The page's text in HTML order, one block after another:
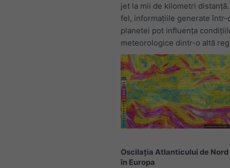
jet la mii de kilometri
fel, informațiile generate într-
planetei pot influența
meteorologice dintr-o altă
Oscilația Atlanticului de Nord
în Europa